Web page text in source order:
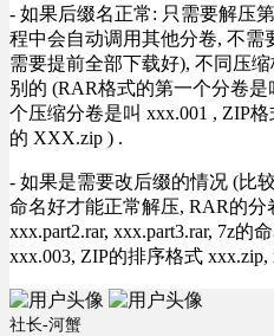
- 如果后缀名正常: 只需要解压
程中会自动调用其他分卷, 不需
需要提前全部下载好), 不同压
别的 (RAR格式的第一个分卷是
个压缩分卷是叫 xxx.001 , ZIP
的 XXX.zip ) .
- 如果是需要改后缀的情况 (比
命名好才能正常解压, RAR的分
xxx.part2.rar, xxx.part3.rar, 7z的
xxx.003, ZIP的排序格式 xxx.zip,
社长-河蟹